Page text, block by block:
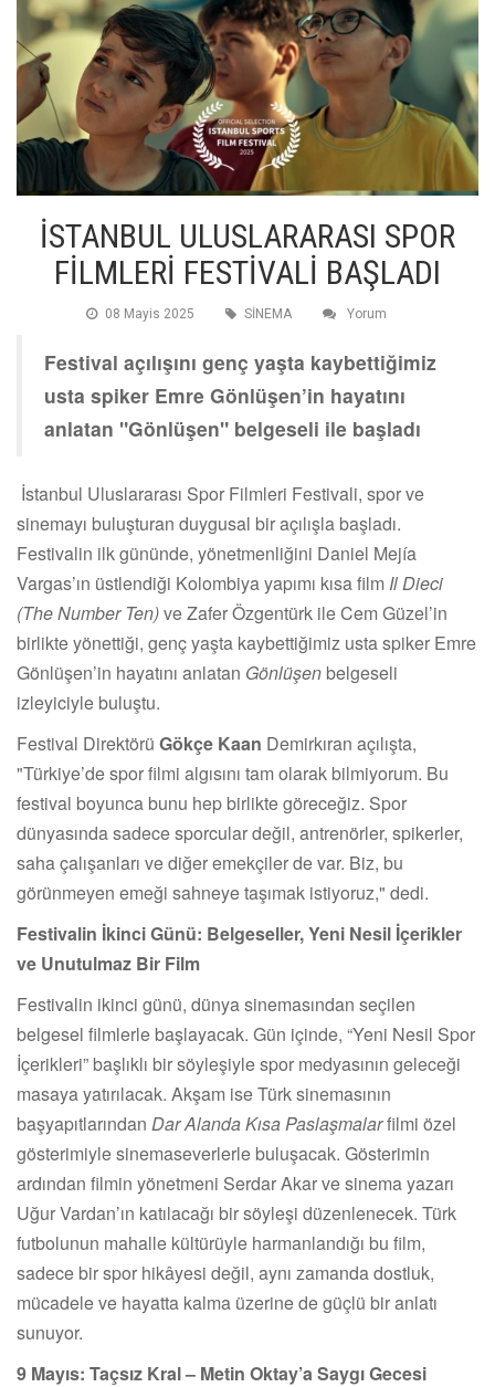
İSTANBUL ULUSLARARASI SPOR
FİLMLERİ FESTİVALİ BAŞLADI
08 Mayis 2025 SİNEMA Yorum
Festival açılışını genç yaşta kaybettiğimiz
usta spiker Emre Gönlüşen’in hayatını
anlatan "Gönlüşen" belgeseli ile başladı
İstanbul Uluslararası Spor Filmleri Festivali, spor ve
sinemayı buluşturan duygusal bir açılışla başladı.
Festivalin ilk gününde, yönetmenliğini Daniel Mejía
Vargas’ın üstlendiği Kolombiya yapımı kısa film Il Dieci
(The Number Ten)ve Zafer Özgentürk ile Cem Güzel’in
birlikte yönettiği, genç yaşta kaybettiğimiz usta spiker Emre
Gönlüşen’in hayatını anlatan Gönlüşen belgeseli
izleyiciyle buluştu.
Festival Direktörü Gökçe Kaan Demirkıran açılışta,
"Türkiye’de spor filmi algısını tam olarak bilmiyorum. Bu
festival boyunca bunu hep birlikte göreceğiz. Spor
dünyasında sadece sporcular değil, antrenörler, spikerler,
saha çalışanları ve diğer emekçiler de var. Biz, bu
görünmeyen emeği sahneye taşımak istiyoruz," dedi.
Festivalin İkinci Günü: Belgeseller, Yeni Nesil İçerikler
ve Unutulmaz Bir Film
Festivalin ikinci günü, dünya sinemasından seçilen
belgesel filmlerle başlayacak. Gün içinde, “Yeni Nesil Spor
İçerikleri” başlıklı bir söyleşiyle spor medyasının geleceği
masaya yatırılacak. Akşam ise Türk sinemasının
başyapıtlarından Dar Alanda Kısa Paslaşmalarfilmi özel
gösterimiyle sinemaseverlerle buluşacak. Gösterimin
ardından filmin yönetmeni Serdar Akar ve sinema yazarı
Uğur Vardan’ın katılacağı bir söyleşi düzenlenecek. Türk
futbolunun mahalle kültürüyle harmanlandığı bu film,
sadece bir spor hikâyesi değil, aynı zamanda dostluk,
mücadele ve hayatta kalma üzerine de güçlü bir anlatı
sunuyor.
9 Mayıs: Taçsız Kral – Metin Oktay’a Saygı Gecesi